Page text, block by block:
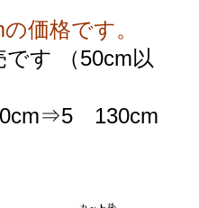
価格です。
です （50cm以
130cm